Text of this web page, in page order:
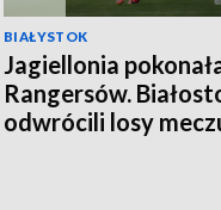
BIAŁYSTOK
Jagiellonia
Rangersów.
odwrócili losy